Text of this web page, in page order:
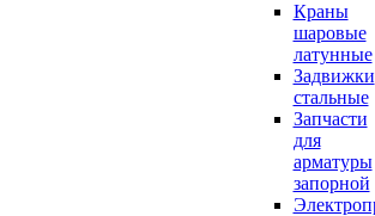
Краны
шаровые
латунные
Задвижки
стальные
Запчасти
для
арматуры
запорной